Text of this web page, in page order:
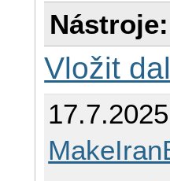
Nástroje:
Vložit